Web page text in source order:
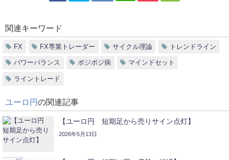
関連キーワード
FX FX専業トレーダー サイクル理論 トレンドライン
パワーバランス ポジポジ病 マインドセット
ライントレード
ユーロ円の関連記事
【ユーロ円 短期足から売りサイン点灯】
2026年5月13日